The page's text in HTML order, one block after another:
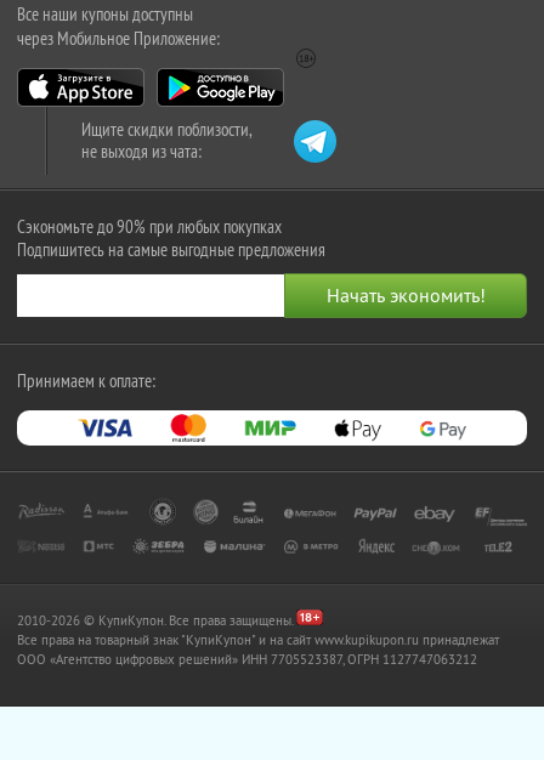
Все наши купоны доступны
через Мобильное Приложение:
Ищите скидки поблизости,
не выходя из чата:
Сэкономьте до 90% при любых покупках
Подпишитесь на самые выгодные предложения
Принимаем к оплате:
2010-2026 © КупиКупон. Все права защищены.
Все права на товарный знак "КупиКупон" и на сайт www.kupikupon.ru принадлежат
OOO «Агентство цифровых решений» ИНН 7705523387, ОГРН 1127747063212